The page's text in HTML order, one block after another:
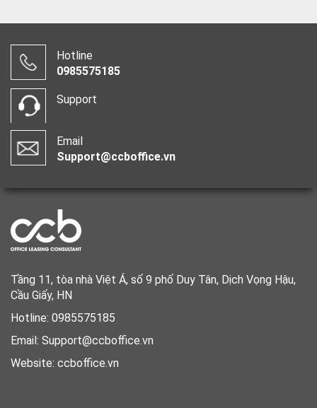
Hotline
0985575185
Support
Email
Support@ccboffice.vn
Tầng 11, tòa nhà Việt Á, số 9 phố Duy Tân, Dịch Vọng Hậu,
Cầu Giấy, HN
Hotline: 0985575185
Email: Support@ccboffice.vn
Website: ccboffice.vn